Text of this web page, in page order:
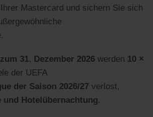
Mastercard und sichern Sie sich
31. Dezember 2026 werden 10 ×
der UEFA
der Saison 2026/27 verlost,
und Hotelübernachtung.